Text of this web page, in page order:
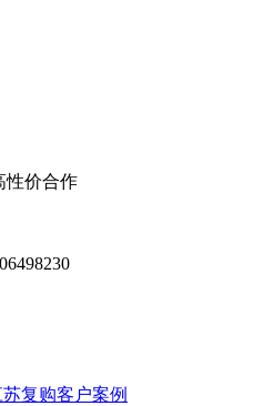
性价合作